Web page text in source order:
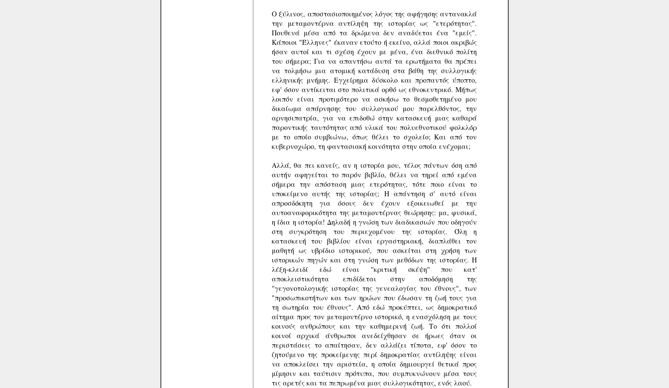
Ο ξύλινος, αποστασιοποιημένος λόγος της αφήγησης αντανακλά
την μεταμοντέρνα αντίληψη της ιστορίας ως "ετερότητας".
Πουθενά μέσα από τα δρώμενα δεν αναδύεται ένα "εμείς".
Κάποιοι "Έλληνες" έκαναν ετούτο ή εκείνο, αλλά ποιοι ακριβώς
ήσαν αυτοί και τι σχέση έχουν με μένα, ένα διεθνικό πολίτη
του σήμερα; Για να απαντήσω αυτά τα ερωτήματα θα πρέπει
να τολμήσω μια ατομική κατάδυση στα βάθη της συλλογικής
ελληνικής μνήμης. Εγχείρημα δύσκολο και προπαντός ύποπτο,
εφ' όσον αντίκειται στο πολιτικά ορθό ως εθνοκεντρικό. Μήπως
λοιπόν είναι προτιμότερο να ασκήσω το θεσμοθετημένο μου
δικαίωμα απάρνησης του συλλογικού μου παρελθόντος, την
αρνησιπατρία, για να επιδοθώ στην κατασκευή μιας καθαρά
παροντικής ταυτότητας από υλικά του πολυεθνοτικού φολκλόρ
με το οποίο συμβιώνω, όπως θέλει το σχολείο; Και από τον
κυβερνοχώρο, τη φαντασιακή κοινότητα στην οποία ενέχομαι;
Αλλά, θα πει κανείς, αν η ιστορία μου, τέλος πάντων όση από
αυτήν αφηγείται το παρόν βιβλίο, θέλει να τηρεί από εμένα
σήμερα την απόσταση μιας ετερότητας, τότε ποιο είναι το
υποκείμενο αυτής της ιστορίας; Η απάντηση σ' αυτό είναι
απροσδόκητη για όσους δεν έχουν εξοικειωθεί με την
αυτοαναφορικότητα της μεταμοντέρνας θεώρησης: μα, φυσικά,
η ίδια η ιστορία! Δηλαδή η γνώση των διαδικασιών που οδηγούν
στη συγκρότηση του περιεχομένου της ιστορίας. Όλη η
κατασκευή του βιβλίου είναι εργαστηριακή, διαπλάθει τον
μαθητή ως υβρίδιο ιστορικού, που ασκείται στη χρήση των
ιστορικών πηγών και στη γνώση των μεθόδων της ιστορίας. Η
λέξη-κλειδί εδώ είναι "κριτική σκέψη" που κατ'
αποκλειστικότητα επιδίδεται στην αποδόμηση της
"γεγονοτολογικής ιστορίας της γενεαλογίας του έθνους", των
"προσωπικοτήτων και των ηρώων που έδωσαν τη ζωή τους για
τη σωτηρία του έθνους". Από εδώ προκύπτει, ως δημοκρατικό
αίτημα προς τον μεταμοντέρνο ιστορικό, η ενασχόληση με τους
κοινούς ανθρώπους και την καθημερινή ζωή. Το ότι πολλοί
κοινοί αρχικά άνθρωποι ανεδείχθησαν σε ήρωες όταν οι
περιστάσεις το απαίτησαν, δεν αλλάζει τίποτα, εφ' όσον το
ζητούμενο της προκείμενης περί δημοκρατίας αντίληψης είναι
να αποκλείσει την αριστεία, η οποία δημιουργεί θετικά προς
μίμησιν και ταύτισιν πρότυπα, που συμπυκνώνουν μέσα τους
τις αρετές και τα πεπρωμένα μιας συλλογικότητας, ενός λαού.